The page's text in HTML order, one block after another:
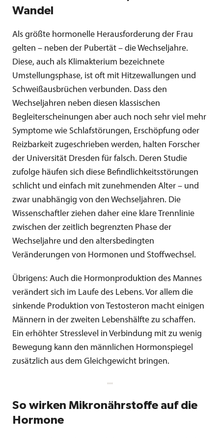
Wandel
Als größte hormonelle Herausforderung der Frau
gelten – neben der Pubertät – die Wechseljahre.
Diese, auch als Klimakterium bezeichnete
Umstellungsphase, ist oft mit Hitzewallungen und
Schweißausbrüchen verbunden. Dass den
Wechseljahren neben diesen klassischen
Begleiterscheinungen aber auch noch sehr viel mehr
Symptome wie Schlafstörungen, Erschöpfung oder
Reizbarkeit zugeschrieben werden, halten Forscher
der Universität Dresden für falsch. Deren Studie
zufolge häufen sich diese Befindlichkeitsstörungen
schlicht und einfach mit zunehmenden Alter – und
zwar unabhängig von den Wechseljahren. Die
Wissenschaftler ziehen daher eine klare Trennlinie
zwischen der zeitlich begrenzten Phase der
Wechseljahre und den altersbedingten
Veränderungen von Hormonen und Stoffwechsel.
Übrigens: Auch die Hormonproduktion des Mannes
verändert sich im Laufe des Lebens. Vor allem die
sinkende Produktion von Testosteron macht einigen
Männern in der zweiten Lebenshälfte zu schaffen.
Ein erhöhter Stresslevel in Verbindung mit zu wenig
Bewegung kann den männlichen Hormonspiegel
zusätzlich aus dem Gleichgewicht bringen.
So wirken Mikronährstoffe auf die
Hormone